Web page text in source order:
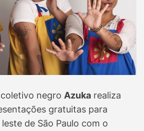
negro Azuka realiza
gratuitas para
de São Paulo com o